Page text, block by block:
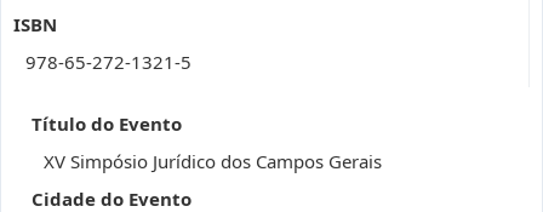
ISBN
978-65-272-1321-5
Título do Evento
XV Simpósio Jurídico dos Campos Gerais
Cidade do Evento